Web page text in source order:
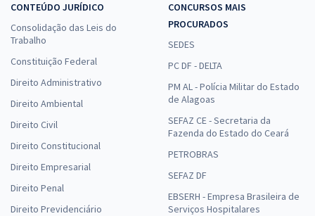
CONTEÚDO JURÍDICO
Consolidação das Leis do
Trabalho
Constituição Federal
Direito Administrativo
Direito Ambiental
Direito Civil
Direito Constitucional
Direito Empresarial
Direito Penal
Direito Previdenciário
CONCURSOS MAIS
PROCURADOS
SEDES
PC DF - DELTA
PM AL - Polícia Militar do Estado
de Alagoas
SEFAZ CE - Secretaria da
Fazenda do Estado do Ceará
PETROBRAS
SEFAZ DF
EBSERH - Empresa Brasileira de
Serviços Hospitalares